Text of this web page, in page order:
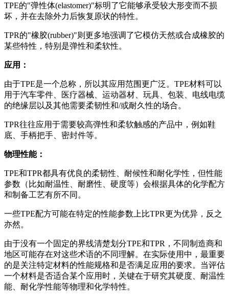
TPE的"弹性体(elastomer)"标明了它能够承受较大形变而不损
坏，并在去除外力后恢复原状的特性。
TPR的"橡胶(rubber)"则更多地强调了它模仿天然或合成橡胶的
某些特性，特别是弹性和柔软性。
应用：
由于TPE是一个总称，所以其应用范围更广泛。TPE材料可以
用于汽车零件、医疗器械、运动器材、玩具、包装、电线电缆
的绝缘层以及其他需要柔韧性和/或耐久性的场合。
TPR往往应用于需要较高弹性和柔软触感的产品中，例如鞋
底、手柄把手、密封件等。
物理性能：
TPE和TPR都具有优良的柔韧性、耐候性和耐化学性，但性能
参数（比如耐温性、耐磨性、硬度等）会根据具体的化学配方
和制备工艺有所不同。
一些TPE配方可能在特定的性能参数上比TPR更为优异，反之
亦然。
由于没有一个固定的界线清楚划分TPE和TPR，不同制造商和
地区可能存在对这些术语的不同理解。在实际使用中，最重要
的是关注特定材料的性能规格和是否满足应用的要求。当评估
一个材料是否适合某个应用时，关键在于研究其硬度、耐温性
能、耐化学性能等物理和化学特性。